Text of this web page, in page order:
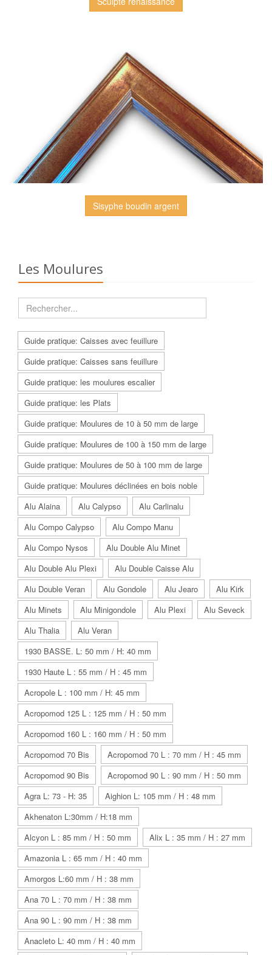
Sisyphe boudin argent
Les Moulures
Guide pratique: Caisses avec feuillure
Guide pratique: Caisses sans feuillure
Guide pratique: les moulures escalier
Guide pratique: les Plats
Guide pratique: Moulures de 10 à 50 mm de large
Guide pratique: Moulures de 100 à 150 mm de large
Guide pratique: Moulures de 50 à 100 mm de large
Guide pratique: Moulures déclinées en bois noble
Alu Alaina
Alu Calypso
Alu Carlinalu
Alu Compo Calypso
Alu Compo Manu
Alu Compo Nysos
Alu Double Alu Minet
Alu Double Alu Plexi
Alu Double Caisse Alu
Alu Double Veran
Alu Gondole Alu Jearo
Alu Kirk
Alu Minets
Alu Minigondole Alu Plexi
Alu Seveck
Alu Thalia
Alu Veran
1930 BASSE. L: 50 mm / H: 40 mm
1930 Haute L : 55 mm / H : 45 mm
Acropole L : 100 mm / H: 45 mm
Acropomod 125 L : 125 mm / H : 50 mm
Acropomod 160 L : 160 mm / H : 50 mm
Acropomod 70 Bis
Acropomod 70 L : 70 mm / H : 45 mm
Acropomod 90 Bis
Acropomod 90 L : 90 mm / H : 50 mm
Agra L: 73 - H: 35
Aighion L: 105 mm / H : 48 mm
Akhenaton L:30mm / H:18 mm
Alcyon L : 85 mm / H : 50 mm
Alix L : 35 mm / H : 27 mm
Amazonia L : 65 mm / H : 40 mm
Amorgos L:60 mm / H : 38 mm
Ana 70 L : 70 mm / H : 38 mm
Ana 90 L : 90 mm / H : 38 mm
Anacleto L: 40 mm / H : 40 mm